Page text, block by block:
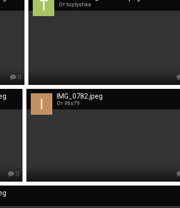
0
От toptyshka
0
IMG_0782.jpeg
От Iltis79